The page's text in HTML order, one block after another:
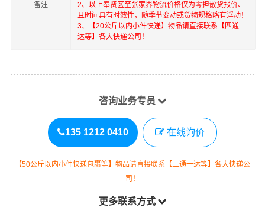
备注
2、以上奉贤区 至张家界物流价格仅为零担散货报价、
且时间具有时效性，随季节变动或货物规格略有浮动！
3、【20公斤以内小件快递】物品请直接联系【四通一
达等】各大快递公司！
咨询业务专员
135 1212 0410 在线询价
【50公斤以内小件快递包裹等】物品请直接联系【三通一达等】各大快递公
司！
更多联系方式